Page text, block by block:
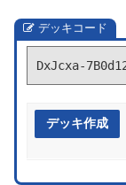
デッキコード
DxJcxa-
デッキ作成